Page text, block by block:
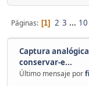
Páginas 1 2 3 ... 10
Captura
conservar-e...
Último mensaje por